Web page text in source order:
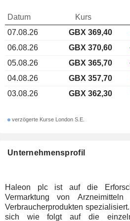
Unternehmensprofil
Haleon plc ist auf die
Vermarktung von Arzneimitteln
Verbraucherprodukten
sich wie folgt auf die
Datum Kurs
07.08.26
GBX 369,40
06.08.26
GBX 370,60
05.08.26
GBX 365,70
04.08.26
GBX 357,70
03.08.26
GBX 362,30
verzögerte Kurse London S.E.